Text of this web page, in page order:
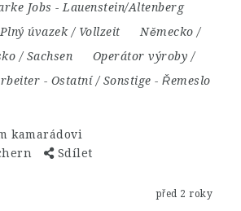
Jobs - Lauenstein/Altenberg
Plný úvazek / Vollzeit
Německo /
/ Sachsen
Operátor výroby /
- Ostatní / Sonstige - Řemeslo
kamarádovi
Sdílet
před 2 roky